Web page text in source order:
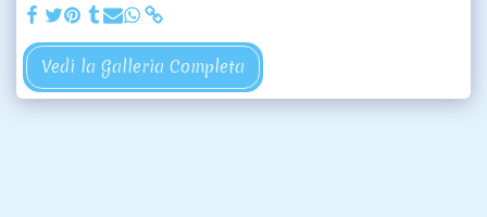
Vedi la Galleria Completa